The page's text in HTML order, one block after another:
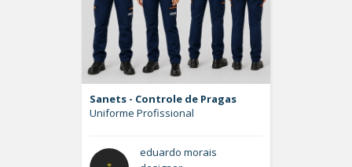
Sanets - Controle de Pragas
Uniforme Profissional
eduardo morais